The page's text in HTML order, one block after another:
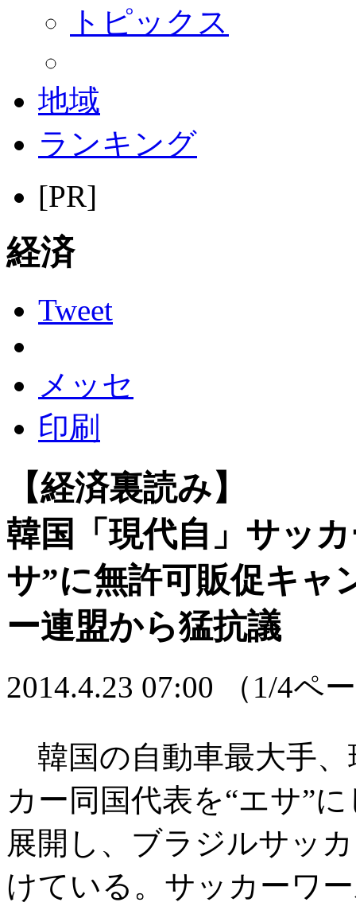
トピックス
地域
ランキング
[PR]
経済
Tweet
メッセ
印刷
【経済裏読み】
韓国「現代自」サッ
サ”に無許可販促キャ
ー連盟から猛抗議
2014.4.23 07:00 （1/4ペ
韓国の自動車最大手
カー同国代表を“エサ”
展開し、ブラジルサッ
けている。サッカーワ